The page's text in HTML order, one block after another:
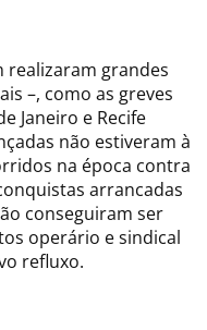
realizaram grandes
–, como as greves
Janeiro e Recife
não estiveram à
na época contra
arrancadas
conseguiram ser
operário e sindical
refluxo.